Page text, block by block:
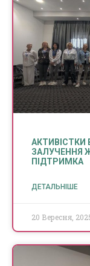
АКТИВІСТКИ
ЗАЛУЧЕННЯ
ПІДТРИМКА
ДЕТАЛЬНІШЕ
20 Вересня,